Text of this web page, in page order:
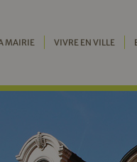
MAIRIE VIVRE EN VILLE